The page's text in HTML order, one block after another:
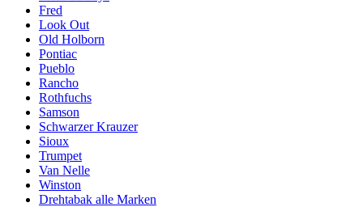
Fred
Look Out
Old Holborn
Pontiac
Pueblo
Rancho
Rothfuchs
Samson
Schwarzer Krauzer
Sioux
Trumpet
Van Nelle
Winston
Drehtabak alle Marken